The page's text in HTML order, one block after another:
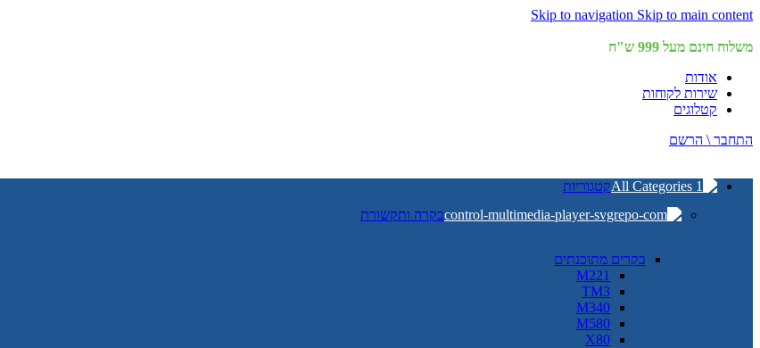
Skip to navigation Skip to main content
משלוח חינם מעל 999 ש"ח
אודות
שירות לקוחות
קטלוגים
התחבר \ הרשם
קטגוריות
בקרה ותקשורת
בקרים מתוכנתים
M221
TM3
M340
M580
X80